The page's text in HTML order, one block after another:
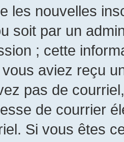
les nouvelles
soit par un
; cette
aviez reçu
pas de
de courrier
Si vous êtes